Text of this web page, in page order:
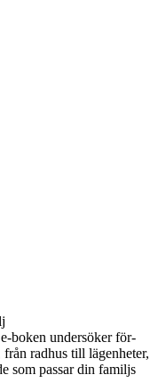
boken undersöker för-
radhus till lägenheter,
som passar din familjs